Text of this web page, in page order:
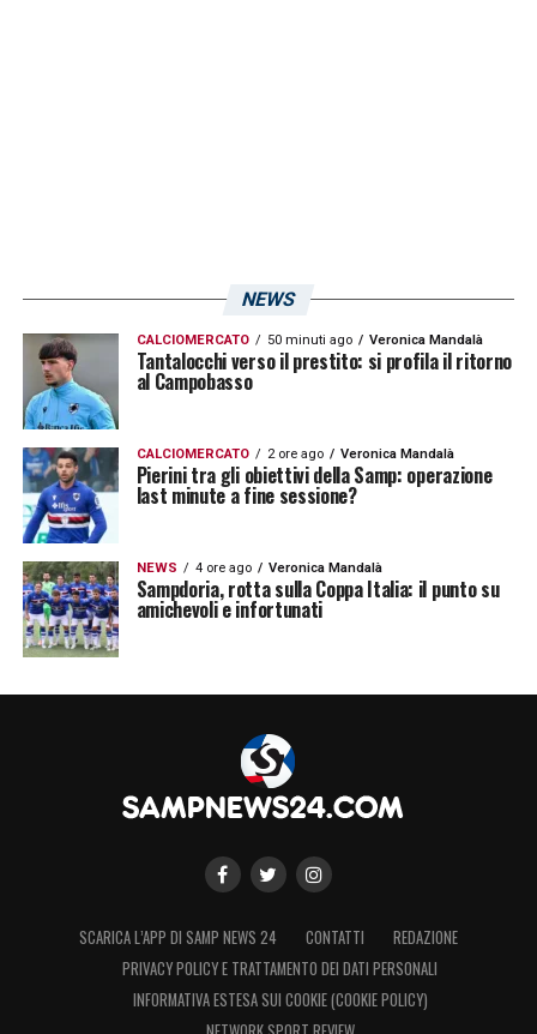
NEWS
CALCIOMERCATO 50 minuti ago Veronica Mandalà
Tantalocchi verso il prestito: si profila il ritorno
al Campobasso
CALCIOMERCATO 2 ore ago Veronica Mandalà
Pierini tra gli obiettivi della Samp: operazione
last minute a fine sessione?
NEWS 4 ore ago Veronica Mandalà
Sampdoria, rotta sulla Coppa Italia: il punto su
amichevoli e infortunati
SCARICA L’APP DI SAMP NEWS 24 CONTATTI
REDAZIONE
PRIVACY POLICY E TRATTAMENTO DEI DATI PERSONALI
INFORMATIVA ESTESA SUI COOKIE (COOKIE POLICY)